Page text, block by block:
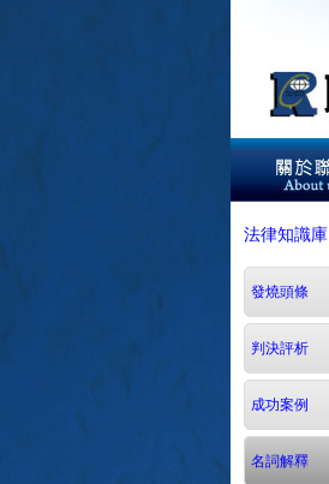
法律知識庫
發燒頭條
判決評析
成功案例
名詞解釋